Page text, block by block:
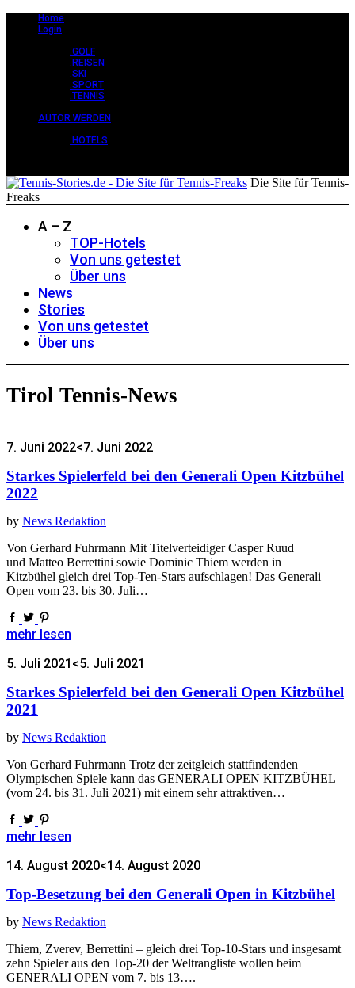
Home
Login
.GOLF
.REISEN
.SKI
.SPORT
.TENNIS
AUTOR WERDEN
.HOTELS
Die Site für Tennis-
Freaks
A – Z
TOP-Hotels
Von uns getestet
Über uns
News
Stories
Von uns getestet
Über uns
Tirol Tennis-News
7. Juni 2022<7. Juni 2022
Starkes Spielerfeld bei den Generali Open Kitzbühel
2022
by News Redaktion
Von Gerhard Fuhrmann Mit Titelverteidiger Casper Ruud
und Matteo Berrettini sowie Dominic Thiem werden in
Kitzbühel gleich drei Top-Ten-Stars aufschlagen! Das Generali
Open vom 23. bis 30. Juli…
mehr lesen
5. Juli 2021 <5. Juli 2021
Starkes Spielerfeld bei den Generali Open Kitzbühel
2021
by News Redaktion
Von Gerhard Fuhrmann Trotz der zeitgleich stattfindenden
Olympischen Spiele kann das GENERALI OPEN KITZBÜHEL
(vom 24. bis 31. Juli 2021) mit einem sehr attraktiven…
mehr lesen
14. August 2020<14. August 2020
Top-Besetzung bei den Generali Open in Kitzbühel
by News Redaktion
Thiem, Zverev, Berrettini – gleich drei Top-10-Stars und insgesamt
zehn Spieler aus den Top-20 der Weltrangliste wollen beim
GENERALI OPEN vom 7. bis 13….